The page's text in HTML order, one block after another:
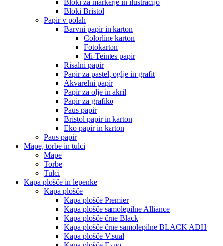
Bloki za markerje in ilustracijo
Bloki Bristol
Papir v polah
Barvni papir in karton
Colorline karton
Fotokarton
Mi-Teintes papir
Risalni papir
Papir za pastel, oglje in grafit
Akvarelni papir
Papir za olje in akril
Papir za grafiko
Paus papir
Bristol papir in karton
Eko papir in karton
Paus papir
Mape, torbe in tulci
Mape
Torbe
Tulci
Kapa plošče in lepenke
Kapa plošče
Kapa plošče Premier
Kapa plošče samolepilne Alliance
Kapa plošče črne Black
Kapa plošče črne samolepilne BLACK ADH
Kapa plošče Visual